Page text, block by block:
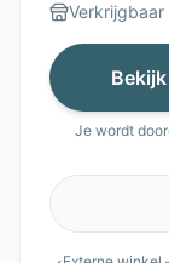
Verkrijgbaar
Je wordt